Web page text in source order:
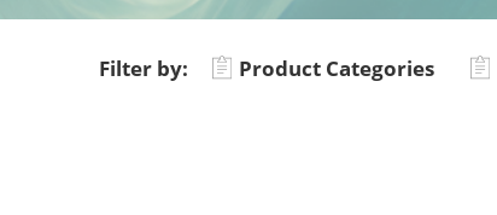
Filter by: Product Categories